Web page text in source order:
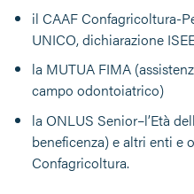
il CAAF Confagricoltura-
UNICO, dichiarazione
la MUTUA FIMA
campo odontoiatrico)
la ONLUS Senior–l’Età
beneficenza) e altri enti e
Confagricoltura.